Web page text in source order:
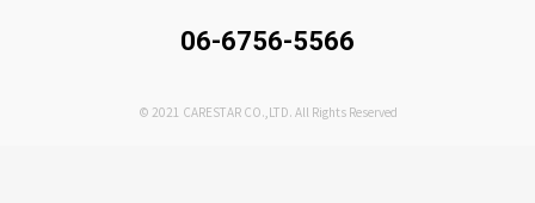
06-6756-5566
© 2021 CARESTAR CO.,LTD. All Rights Reserved